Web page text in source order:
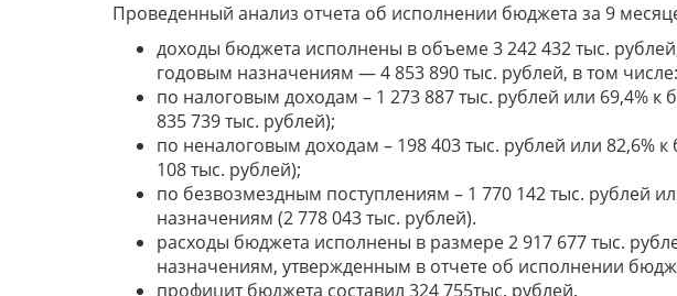
Проведенный анализ отчета об исполнении бюджета за 9
доходы бюджета исполнены в объеме 3 242 432 тыс.
годовым назначениям — 4 853 890 тыс. рублей, в том числе:
по налоговым доходам – 1 273 887 тыс. рублей или 69,4%
835 739 тыс. рублей);
по неналоговым доходам – 198 403 тыс. рублей или 82,6%
108 тыс. рублей);
по безвозмездным поступлениям – 1 770 142 тыс. рублей
назначениям (2 778 043 тыс. рублей).
расходы бюджета исполнены в размере 2 917 677 тыс.
назначениям, утвержденным в отчете об исполнении
профицит бюджета составил 324 755тыс. рублей.